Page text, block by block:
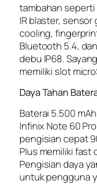
tambahan seperti
IR blaster, sensor
cooling,
Bluetooth 5.4,
debu IP68.
memiliki slot
Daya Tahan
Baterai 5.500
Infinix Note 60
pengisian cepat
Plus memiliki fast
Pengisian daya
untuk pengguna